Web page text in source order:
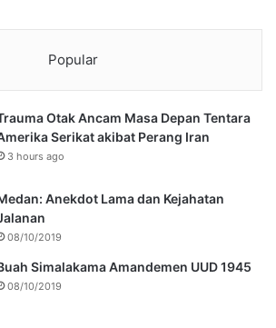
Popular
Otak Ancam Masa Depan Tentara
Serikat akibat Perang Iran
3 hours ago
Anekdot Lama dan Kejahatan
08/10/2019
Simalakama Amandemen UUD 1945
08/10/2019